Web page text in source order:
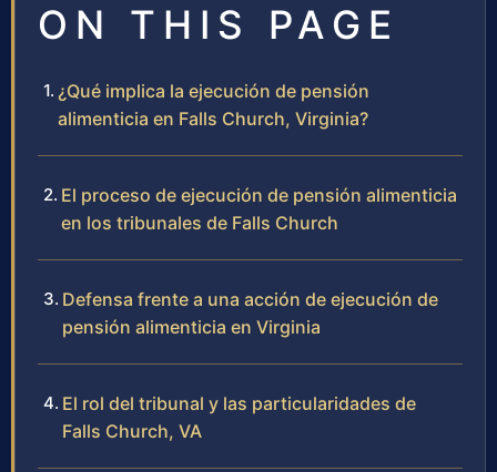
ON THIS PAGE
¿Qué implica la ejecución de pensión
alimenticia en Falls Church, Virginia?
El proceso de ejecución de pensión alimenticia
en los tribunales de Falls Church
Defensa frente a una acción de ejecución de
pensión alimenticia en Virginia
El rol del tribunal y las particularidades de
Falls Church, VA